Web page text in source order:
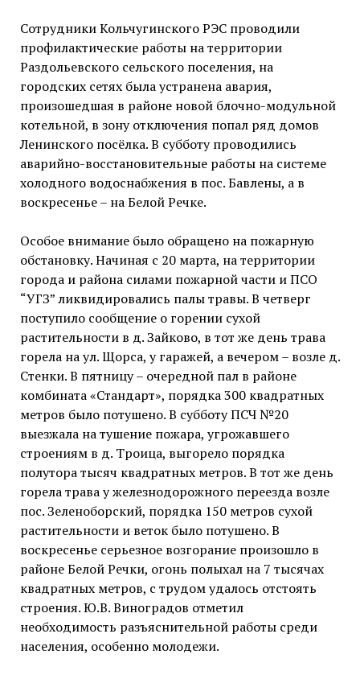
Сотрудники Кольчугинского РЭС проводили
профилактические работы на территории
Раздольевского сельского поселения, на
городских сетях была устранена авария,
произошедшая в районе новой блочно-модульной
котельной, в зону отключения попал ряд домов
Ленинского посёлка. В субботу проводились
аварийно-восстановительные работы на системе
холодного водоснабжения в пос. Бавлены, а в
воскресенье – на Белой Речке.
Особое внимание было обращено на пожарную
обстановку. Начиная с 20 марта, на территории
города и района силами пожарной части и ПСО
“УГЗ” ликвидировались палы травы. В четверг
поступило сообщение о горении сухой
растительности в д. Зайково, в тот же день трава
горела на ул. Щорса, у гаражей, а вечером – возле д.
Стенки. В пятницу – очередной пал в районе
комбината «Стандарт», порядка 300 квадратных
метров было потушено. В субботу ПСЧ №20
выезжала на тушение пожара, угрожавшего
строениям в д. Троица, выгорело порядка
полутора тысяч квадратных метров. В тот же день
горела трава у железнодорожного переезда возле
пос. Зеленоборский, порядка 150 метров сухой
растительности и веток было потушено. В
воскресенье серьезное возгорание произошло в
районе Белой Речки, огонь полыхал на 7 тысячах
квадратных метров, с трудом удалось отстоять
строения. Ю.В. Виноградов отметил
необходимость разъяснительной работы среди
населения, особенно молодежи.